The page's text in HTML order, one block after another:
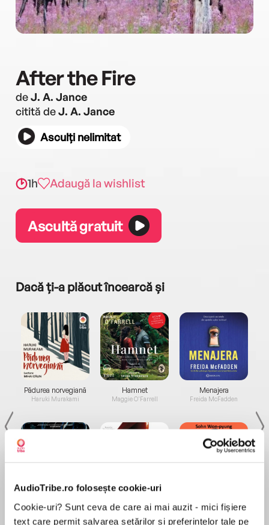
AudioTribe.ro folosește cookie-uri
Cookie-uri? Sunt ceva de care ai mai auzit - mici fișiere
text care permit salvarea setărilor și preferințelor tale pe
After the Fire
deJ. A. Jance
citită deJ. A. Jance
Asculți nelimitat
1h Adaugă la wishlist
Ascultă gratuit
Dacă ți-a plăcut încearcă și
Pădurea norvegiană
Haruki Murakami
de...
Dani Francis
Hamnet
Maggie O'Farrell
la...
Lauren Weisberger
Menajera
Freida McFadden
Sohn Won-pyung